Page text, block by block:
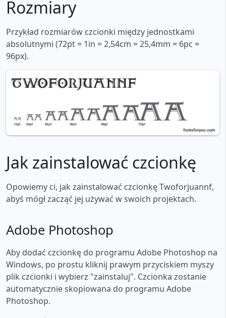
Rozmiary
Przykład rozmiarów czcionki między jednostkami
absolutnymi (72pt = 1in = 2,54cm = 25,4mm = 6pc =
96px).
Jak zainstalować czcionkę
Opowiemy ci, jak zainstalować czcionkę Twoforjuannf,
abyś mógł zacząć jej używać w swoich projektach.
Adobe Photoshop
Aby dodać czcionkę do programu Adobe Photoshop na
Windows, po prostu kliknij prawym przyciskiem myszy
plik czcionki i wybierz "zainstaluj". Czcionka zostanie
automatycznie skopiowana do programu Adobe
Photoshop.